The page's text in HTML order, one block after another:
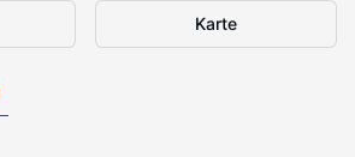
Karte